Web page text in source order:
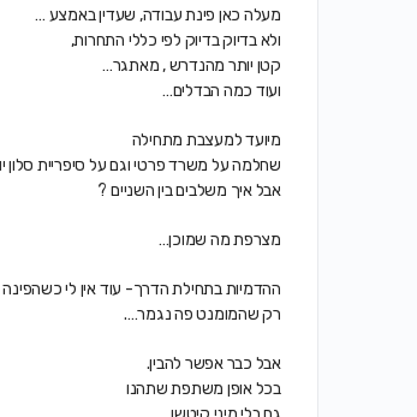
מעלה כאן פינת עבודה, שעדין באמצע …
ולא בדיוק בדיוק לפי כללי התחרות,
קטן יותר מהנדרש , מאתגר…
ועוד כמה הבדלים…
מיועד למעצבת מתחילה
שחלמה על משרד פרטי וגם על סיפריית סלון
אבל איך משלבים בין השניים ?
מצרפת מה שמוכן…
ההדמיות בתחילת הדרך- עוד אין לי
רק שהמומנט פה נגמר….
אבל כבר אפשר להבין.
בכל אופן משתפת שתהנו